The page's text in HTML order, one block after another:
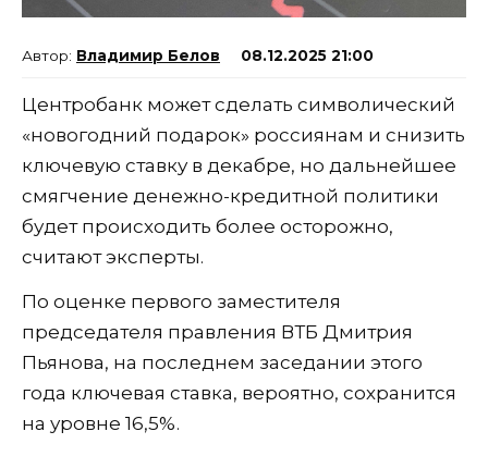
Владимир Белов 08.12.2025 21:00
Центробанк может сделать символический
«новогодний подарок» россиянам и снизить
ключевую ставку в декабре, но дальнейшее
смягчение денежно-кредитной политики
будет происходить более осторожно,
считают эксперты.
По оценке первого заместителя
председателя правления ВТБ Дмитрия
Пьянова, на последнем заседании этого
года ключевая ставка, вероятно, сохранится
на уровне 16,5%.